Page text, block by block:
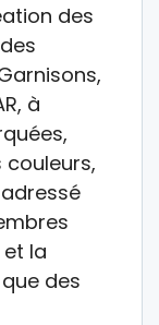
des
à
et la
des